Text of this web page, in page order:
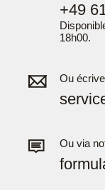
+49
18h00.
Ou
Ou via